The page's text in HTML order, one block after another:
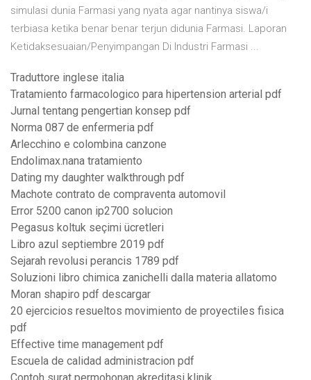
simulasi dunia Farmasi yang nyata agar nantinya siswa/i
terbiasa ketika benar benar terjun didunia Farmasi. Laporan
Ketidaksesuaian/Penyimpangan Di Industri Farmasi ...
Traduttore inglese italia
Tratamiento farmacologico para hipertension arterial pdf
Jurnal tentang pengertian konsep pdf
Norma 087 de enfermeria pdf
Arlecchino e colombina canzone
Endolimax.nana tratamiento
Dating my daughter walkthrough pdf
Machote contrato de compraventa automovil
Error 5200 canon ip2700 solucion
Pegasus koltuk seçimi ücretleri
Libro azul septiembre 2019 pdf
Sejarah revolusi perancis 1789 pdf
Soluzioni libro chimica zanichelli dalla materia allatomo
Moran shapiro pdf descargar
20 ejercicios resueltos movimiento de proyectiles fisica
pdf
Effective time management pdf
Escuela de calidad administracion pdf